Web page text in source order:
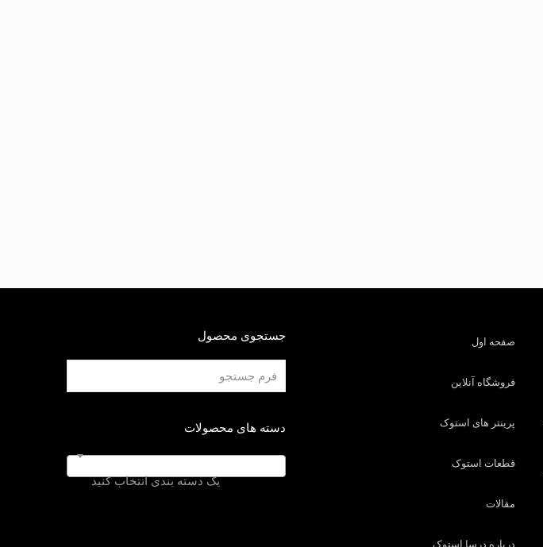
صفحه اول
فروشگاه آنلاین
پرینتر های استوک
قطعات استوک
مقالات
درباره درسا استوک
جستجوی محصول
دسته های محصولات
یک دسته بندی انتخاب کنید